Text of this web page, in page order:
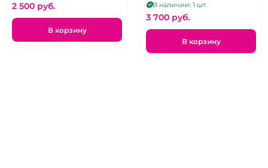
2 500 pуб.
В корзину
В наличии: 1 шт.
3 700 pуб.
В корзину